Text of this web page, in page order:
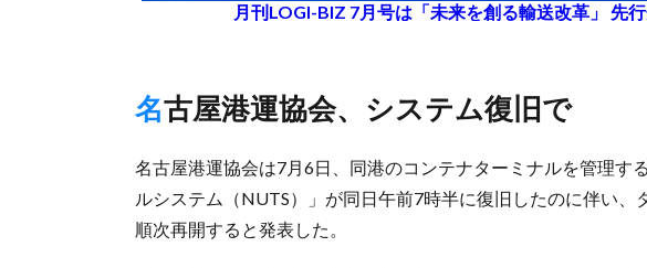
月刊LOGI-BIZ 7月号は「未来を創る輸送改革」 先
名古屋港運協会、システム復旧で
名古屋港運協会は7月6日、同港のコンテナターミナルを管理す
ルシステム（NUTS）」が同日午前7時半に復旧したのに伴い、
順次再開すると発表した。